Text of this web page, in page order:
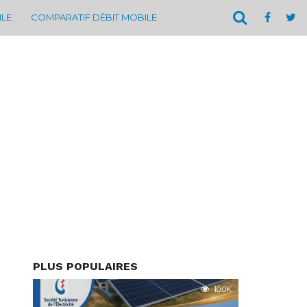
COMPARATIF DÉBIT MOBILE
PLUS POPULAIRES
10.0K